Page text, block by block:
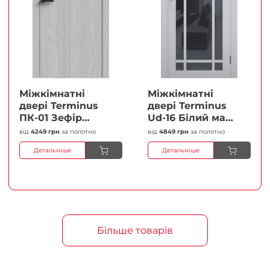
Міжкімнатні
двері Terminus
ПК-01 Зефір
Глухі Плівка
від 4249 грн за полотно
Детальніше
Міжкімнатні
двері Terminus
Ud-16 Білий мат
(Термінус) Сатин
білий Плівка
від 4849 грн за полотно
Детальніше
Більше товарів